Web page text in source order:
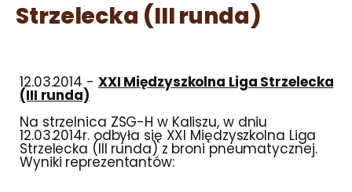
Strzelecka (III runda)
12.03.2014 - XXI Międzyszkolna Liga Strzelecka
(III runda)
Na strzelnica ZSG-H w Kaliszu, w dniu
12.03.2014r. odbyła się XXI Międzyszkolna Liga
Strzelecka (III runda) z broni pneumatycznej.
Wyniki reprezentantów: